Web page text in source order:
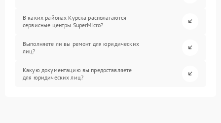
В каких районах Курска располагаются
сервисные центры SuperMicro?
Выполняете ли вы ремонт для юридических
лиц?
Какую документацию вы предоставляете
для юридических лиц?